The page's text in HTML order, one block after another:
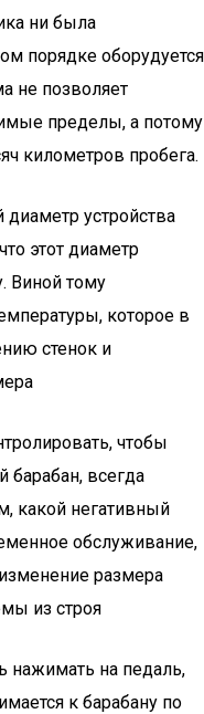
ни была
порядке оборудуется
не позволяет
пределы, а потому
километров пробега.
диаметр устройства
этот диаметр
Виной тому
которое в
стенок и
чтобы
барабан, всегда
какой негативный
обслуживание,
размера
из строя
нажимать на педаль,
к барабану по